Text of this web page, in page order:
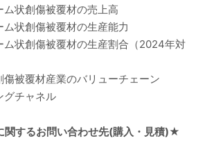
ム状創傷被覆材の売上高
ム状創傷被覆材の生産能力
ム状創傷被覆材の生産割合（2024年対
傷被覆材産業のバリューチェーン
グチャネル
するお問い合わせ先(購入・見積)★